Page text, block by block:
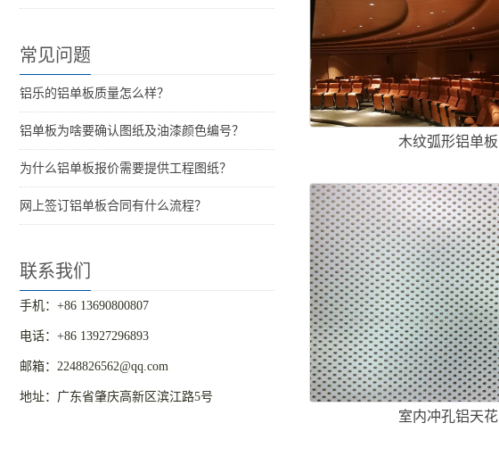
常见问题
铝乐的铝单板质量怎么样？
铝单板为啥要确认图纸及油漆颜色编号？
为什么铝单板报价需要提供工程图纸？
网上签订铝单板合同有什么流程？
联系我们
手机：+86 13690800807
电话：+86 13927296893
邮箱：2248826562@qq.com
地址：广东省肇庆高新区滨江路5号
木纹弧形铝单板
室内冲孔铝天花